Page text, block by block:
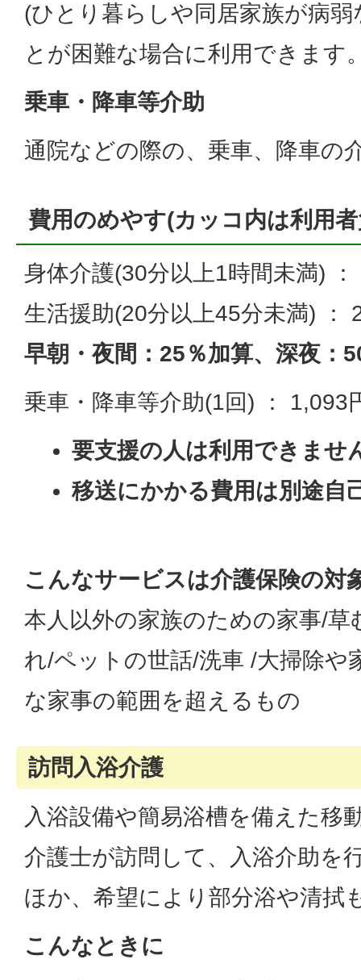
(ひとり暮らしや同居家族が病
とが困難な場合に利用できます
乗車・降車等介助
通院などの際の、乗車、降車の
費用のめやす(カッコ内は利用
身体介護(30分以上1時間未満)
生活援助(20分以上45分未満) ：
早朝・夜間：25％加算、深夜：
乗車・降車等介助(1回) ： 1,093
要支援の人は利用できませ
移送にかかる費用は別途自
こんなサービスは介護保険の対
本人以外の家族のための家事/草
れ/ペットの世話/洗車 /大掃除や
な家事の範囲を超えるもの
訪問入浴介護
入浴設備や簡易浴槽を備えた移
介護士が訪問して、入浴介助を
ほか、希望により部分浴や清拭
こんなときに